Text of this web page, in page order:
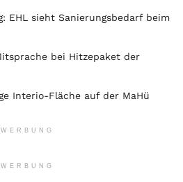
EHL sieht Sanierungsbedarf beim
bei Hitzepaket der
Interio-Fläche auf der MaHü
WERBUNG
WERBUNG